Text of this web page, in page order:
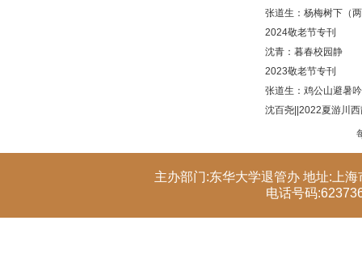
张道生：杨梅树下（
2024敬老节专刊
沈青：暮春校园静
2023敬老节专刊
张道生：鸡公山避暑
沈百尧||2022夏游川
主办部门:东华大学退管办 地址:上
电话号码